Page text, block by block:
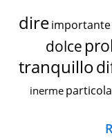
dire importante
dolce
tranquillo
inerme